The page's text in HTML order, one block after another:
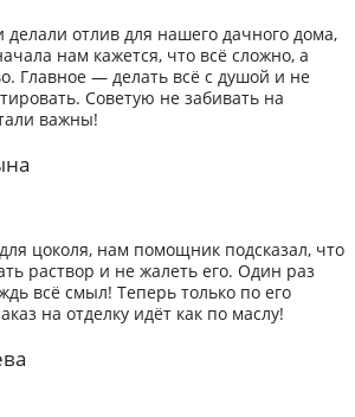
делали отлив для нашего дачного дома,
нам кажется, что всё сложно, а
Главное — делать всё с душой и не
Советую не забивать на
важны!
цоколя, нам помощник подсказал, что
раствор и не жалеть его. Один раз
всё смыл! Теперь только по его
на отделку идёт как по маслу!